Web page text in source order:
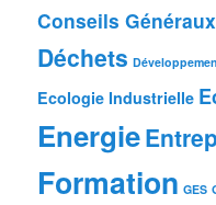
Conseils Généraux
Déchets
Ecologie Industrielle
Energie
Formation GES